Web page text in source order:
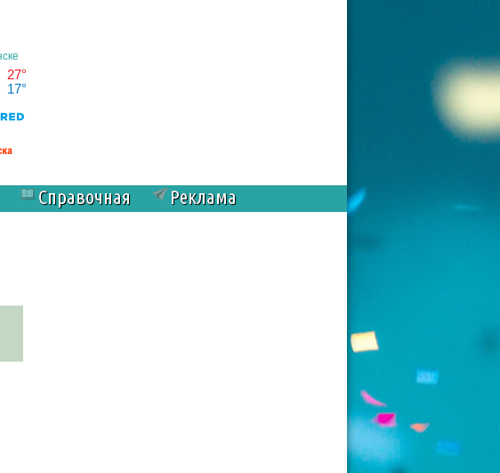
Справочная Реклама